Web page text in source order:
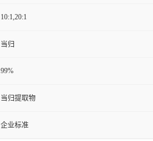
10:1,20:1
当归
99%
当归提取物
企业标准